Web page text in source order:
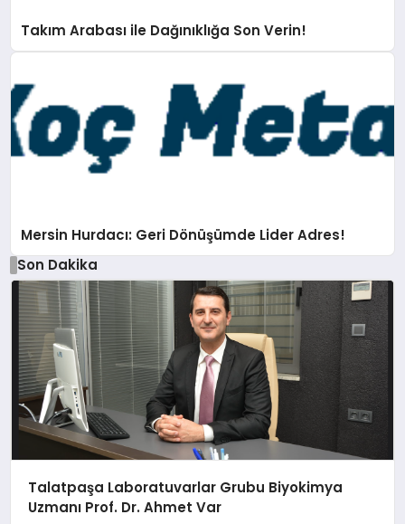
Takım Arabası ile Dağınıklığa Son Verin!
Mersin Hurdacı: Geri Dönüşümde Lider Adres!
Son Dakika
Talatpaşa Laboratuvarlar Grubu Biyokimya
Uzmanı Prof. Dr. Ahmet Var